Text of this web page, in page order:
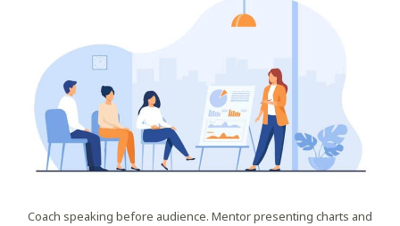
Coach speaking before audience. Mentor presenting charts and